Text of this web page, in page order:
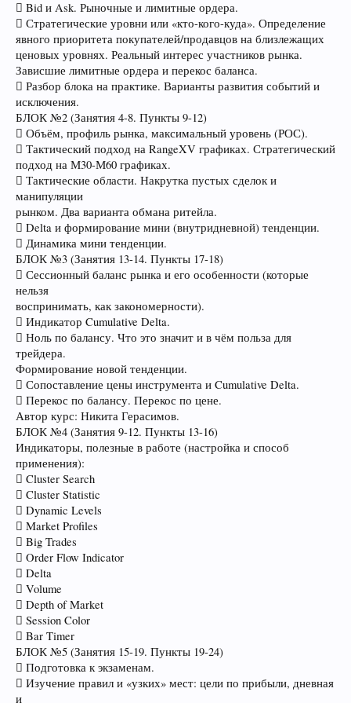
 Bid и Ask. Рыночные и лимитные ордера.
 Стратегические уровни или «кто-кого-куда». Определение
явного приоритета покупателей/продавцов на близлежащих
ценовых уровнях. Реальный интерес участников рынка.
Зависшие лимитные ордера и перекос баланса.
 Разбор блока на практике. Варианты развития событий и
исключения.
БЛОК №2 (Занятия 4-8. Пункты 9-12)
 Объём, профиль рынка, максимальный уровень (РОС).
 Тактический подход на RangeXV графиках. Стратегический
подход на М30-М60 графиках.
 Тактические области. Накрутка пустых сделок и
манипуляции
рынком. Два варианта обмана ритейла.
 Delta и формирование мини (внутридневной) тенденции.
 Динамика мини тенденции.
БЛОК №3 (Занятия 13-14. Пункты 17-18)
 Сессионный баланс рынка и его особенности (которые
нельзя
воспринимать, как закономерности).
 Индикатор Cumulative Delta.
 Ноль по балансу. Что это значит и в чём польза для
трейдера.
Формирование новой тенденции.
 Сопоставление цены инструмента и Cumulative Delta.
 Перекос по балансу. Перекос по цене.
Автор курс: Никита Герасимов.
БЛОК №4 (Занятия 9-12. Пункты 13-16)
Индикаторы, полезные в работе (настройка и способ
применения):
 Cluster Search
 Cluster Statistic
 Dynamic Levels
 Market Profiles
 Big Trades
 Order Flow Indicator
 Delta
 Volume
 Depth of Market
 Session Color
 Bar Timer
БЛОК №5 (Занятия 15-19. Пункты 19-24)
 Подготовка к экзаменам.
 Изучение правил и «узких» мест: цели по прибыли, дневная
и